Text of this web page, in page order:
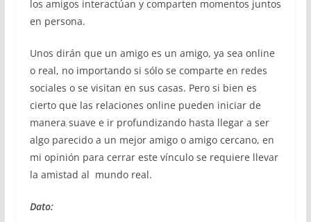
los amigos interactúan y comparten momentos juntos
en persona.
Unos dirán que un amigo es un amigo, ya sea online
o real, no importando si sólo se comparte en redes
sociales o se visitan en sus casas. Pero si bien es
cierto que las relaciones online pueden iniciar de
manera suave e ir profundizando hasta llegar a ser
algo parecido a un mejor amigo o amigo cercano, en
mi opinión para cerrar este vínculo se requiere llevar
la amistad al mundo real.
Dato: